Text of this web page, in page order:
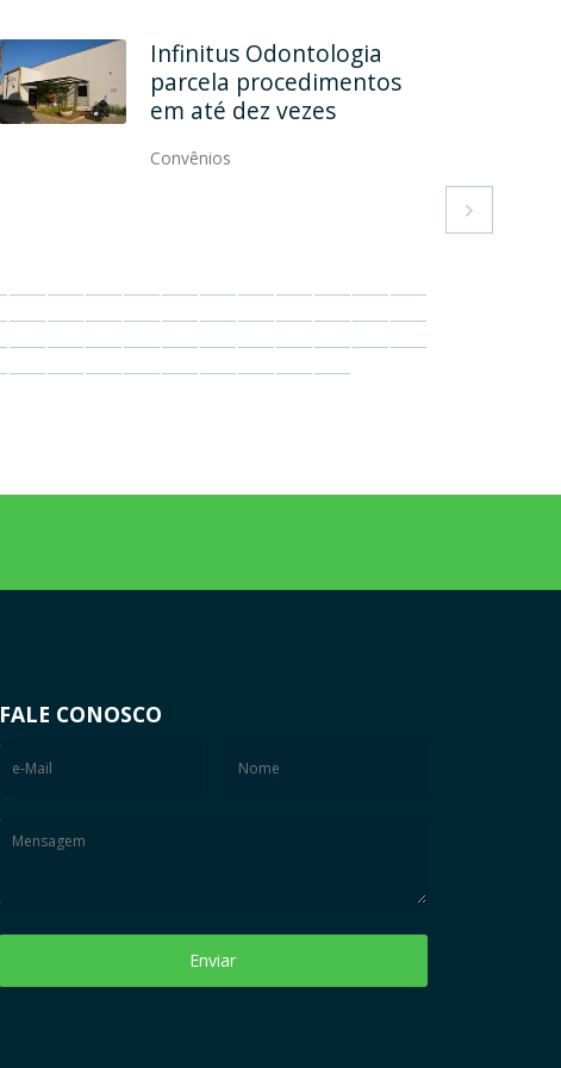
Rehab Odontologia
Especializada formaliza
convênio
Convênios

FALE CONOSCO
Enviar